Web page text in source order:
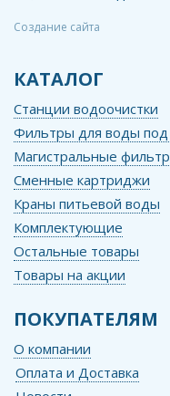
Создание сайта
КАТАЛОГ
Станции водоочистки
Фильтры для воды под
Магистральные
Сменные картриджи
Краны питьевой воды
Комплектующие
Остальные товары
Товары на акции
ПОКУПАТЕЛЯМ
О компании
Оплата и Доставка